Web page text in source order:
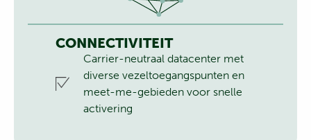
CONNECTIVITEIT
Carrier-neutraal datacenter met
diverse vezeltoegangspunten en
meet-me-gebieden voor snelle
activering